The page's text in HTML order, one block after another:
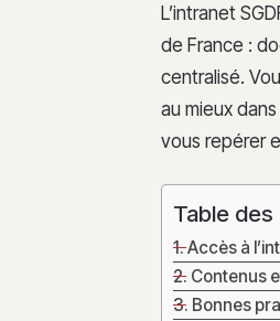
L’intranet
de France :
centralisé.
au mieux
vous repérer
Table
Accès à
Contenus
Bonnes